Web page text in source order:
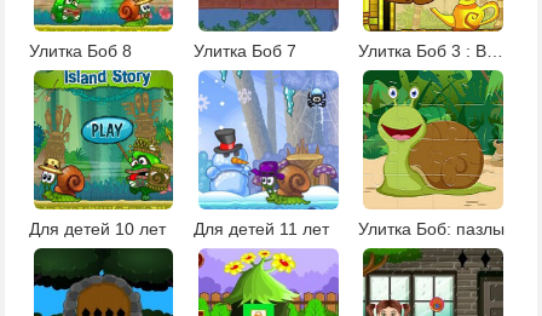
Улитка Боб 8 Улитка Боб 7 Улитка Боб 3 : В Египте
Для детей 10 лет Для детей 11 лет Улитка Боб: пазлы